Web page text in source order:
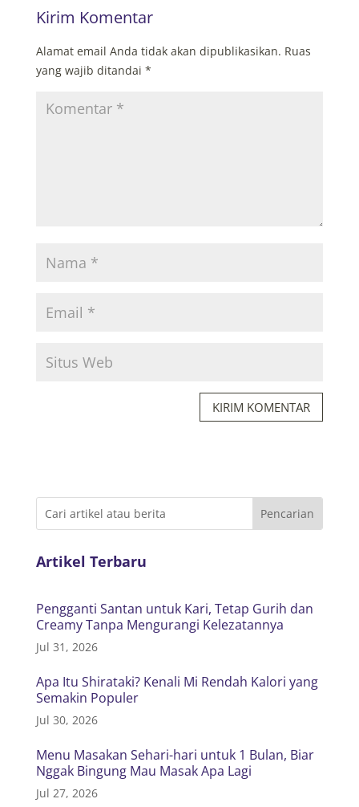
Kirim Komentar
Alamat email Anda tidak akan dipublikasikan. Ruas
yang wajib ditandai *
KIRIM KOMENTAR
Artikel Terbaru
Pengganti Santan untuk Kari, Tetap Gurih dan
Creamy Tanpa Mengurangi Kelezatannya
Jul 31, 2026
Apa Itu Shirataki? Kenali Mi Rendah Kalori yang
Semakin Populer
Jul 30, 2026
Menu Masakan Sehari-hari untuk 1 Bulan, Biar
Nggak Bingung Mau Masak Apa Lagi
Jul 27, 2026